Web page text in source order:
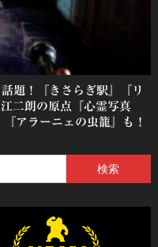
題！『きさらぎ駅』『リ
二朗の原点『心霊写真
アラーニェの虫籠』も！
索: